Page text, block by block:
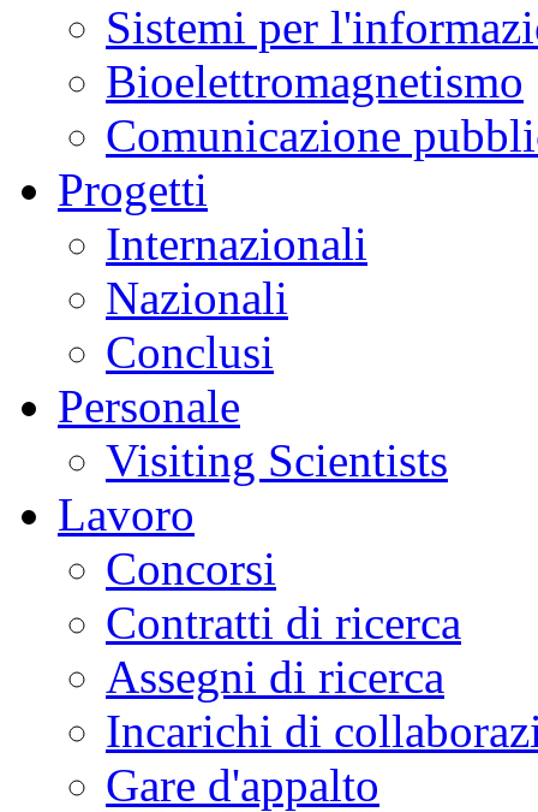
Sistemi per
Bioelettromagnetismo
Comunicazione
Progetti
Internazionali
Nazionali
Conclusi
Personale
Visiting Scientists
Lavoro
Concorsi
Contratti di ricerca
Assegni di ricerca
Incarichi di
Gare d'appalto